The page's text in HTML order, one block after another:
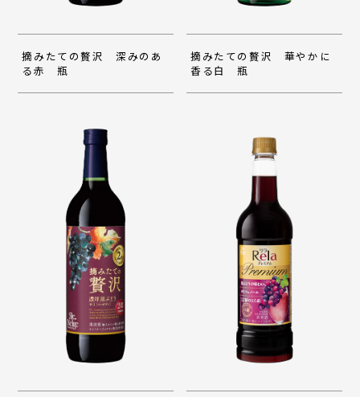
摘みたての贅沢 深みのあ
る赤 瓶
摘みたての贅沢 華やかに
香る白 瓶